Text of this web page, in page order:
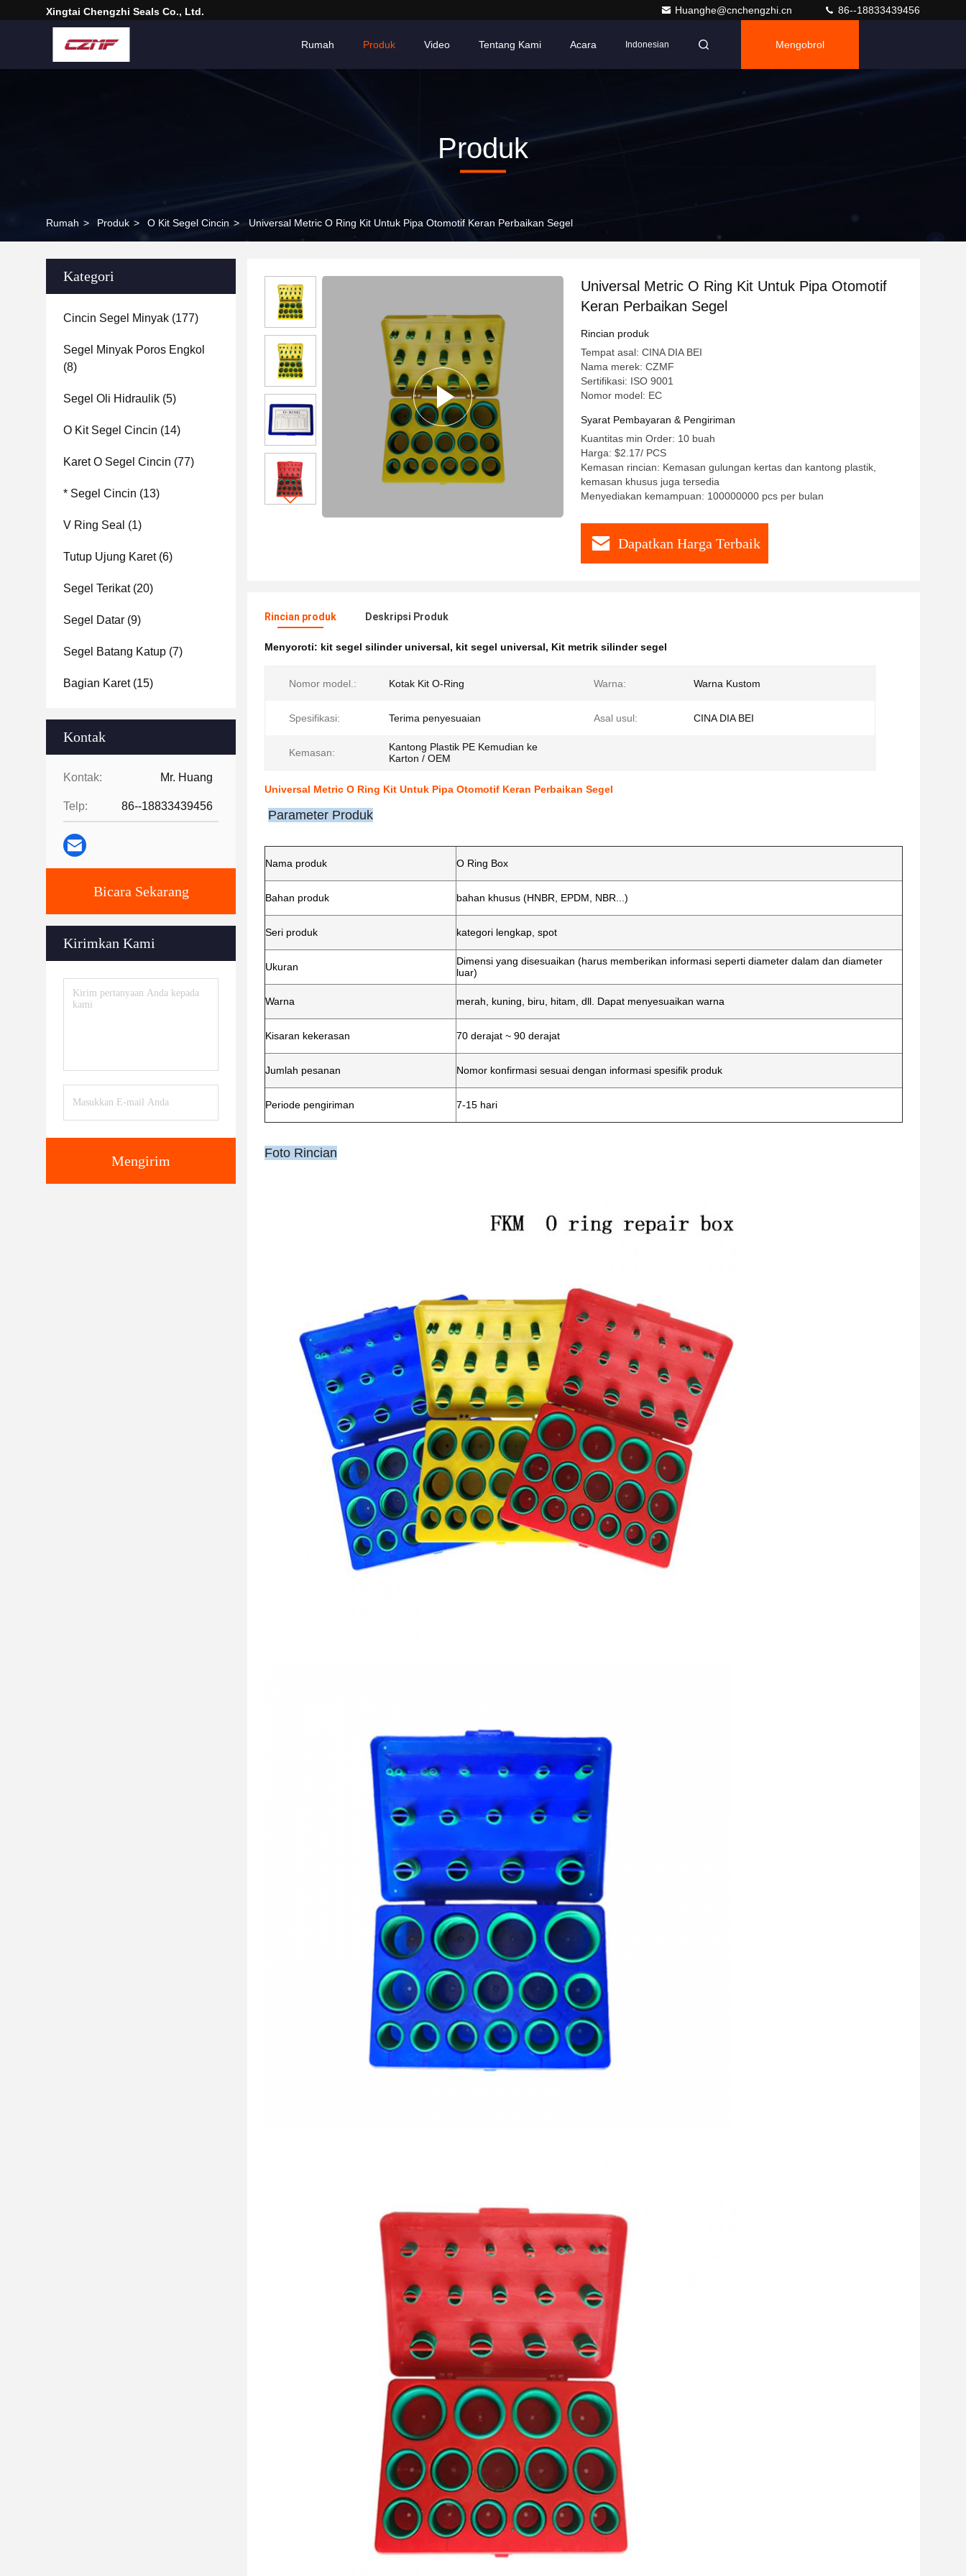
Xingtai Chengzhi Seals Co., Ltd. Huanghe@cnchengzhi.cn 86--18833439456
Rumah Produk Video Tentang Kami Acara Indonesian Mengobrol
Produk
Rumah > Produk > O Kit Segel Cincin > Universal Metric O Ring Kit Untuk Pipa Otomotif Keran Perbaikan Segel
Kategori
Cincin Segel Minyak (177)
Segel Minyak Poros Engkol
(8)
Segel Oli Hidraulik (5)
O Kit Segel Cincin (14)
Karet O Segel Cincin (77)
* Segel Cincin (13)
V Ring Seal (1)
Tutup Ujung Karet(6)
Segel Terikat(20)
Segel Datar (9)
Segel Batang Katup (7)
Bagian Karet(15)
Kontak
Kontak: Mr. Huang
Telp: 86--18833439456
Bicara Sekarang
Kirimkan Kami
Mengirim
Universal Metric O Ring Kit Untuk Pipa Otomotif
Keran Perbaikan Segel
Rincian produk
Tempat asal: CINA DIA BEI
Nama merek: CZMF
Sertifikasi: ISO 9001
Nomor model: EC
Syarat Pembayaran & Pengiriman
Kuantitas min Order: 10 buah
Harga: $2.17/ PCS
Kemasan rincian: Kemasan gulungan kertas dan kantong plastik,
kemasan khusus juga tersedia
Menyediakan kemampuan: 100000000 pcs per bulan
Dapatkan Harga Terbaik
Rincian produk Deskripsi Produk
Menyoroti: kit segel silinder universal, kit segel universal, Kit metrik silinder segel
Nomor model.: Kotak Kit O-Ring Warna: Warna Kustom
Spesifikasi: Terima penyesuaian Asal usul: CINA DIA BEI
Kemasan:
Kantong Plastik PE Kemudian ke
Karton / OEM
Universal Metric O Ring Kit Untuk Pipa Otomotif Keran Perbaikan Segel
Parameter Produk
Nama produk O Ring Box
Bahan produk bahan khusus (HNBR, EPDM, NBR...)
Seri produk kategori lengkap, spot
Ukuran
Dimensi yang disesuaikan (harus memberikan informasi seperti diameter dalam dan diameter
luar)
Warna merah, kuning, biru, hitam, dll. Dapat menyesuaikan warna
Kisaran kekerasan 70 derajat ~ 90 derajat
Jumlah pesanan Nomor konfirmasi sesuai dengan informasi spesifik produk
Periode pengiriman 7-15 hari
Foto Rincian